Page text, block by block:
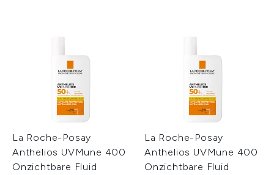
La Roche-Posay
Anthelios UVMune 400
Onzichtbare Fluid
La Roche-Posay
Anthelios UVMune 400
Onzichtbare Fluid